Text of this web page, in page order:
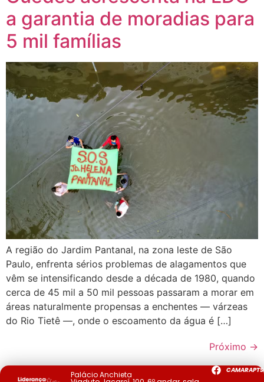
a garantia de moradias para
5 mil famílias
A região do Jardim Pantanal, na zona leste de São
Paulo, enfrenta sérios problemas de alagamentos que
vêm se intensificando desde a década de 1980, quando
cerca de 45 mil a 50 mil pessoas passaram a morar em
áreas naturalmente propensas a enchentes — várzeas
do Rio Tietê —, onde o escoamento da água é […]
Próximo →
Palácio Anchieta